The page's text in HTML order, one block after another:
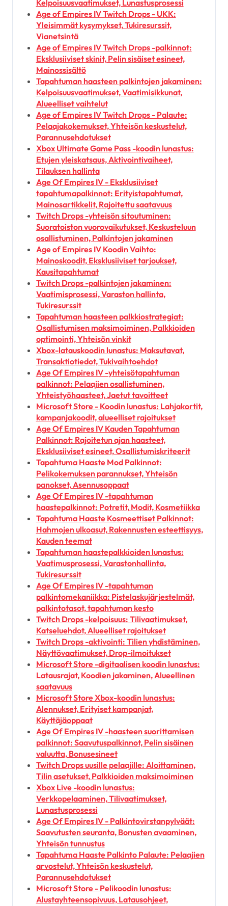
Kelpoisuusvaatimukset, Lunastusprosessi
Age of Empires IV Twitch Drops - UKK:
Yleisimmät kysymykset, Tukiresurssit,
Vianetsintä
Age of Empires IV Twitch Drops -palkinnot:
Eksklusiiviset skinit, Pelin sisäiset esineet,
Mainossisältö
Tapahtuman haasteen palkintojen jakaminen:
Kelpoisuusvaatimukset, Vaatimisikkunat,
Alueelliset vaihtelut
Age of Empires IV Twitch Drops - Palaute:
Pelaajakokemukset, Yhteisön keskustelut,
Parannusehdotukset
Xbox Ultimate Game Pass -koodin lunastus:
Etujen yleiskatsaus, Aktivointivaiheet,
Tilauksen hallinta
Age Of Empires IV - Eksklusiiviset
tapahtumapalkinnot: Erityistapahtumat,
Mainosartikkelit, Rajoitettu saatavuus
Twitch Drops -yhteisön sitoutuminen:
Suoratoiston vuorovaikutukset, Keskusteluun
osallistuminen, Palkintojen jakaminen
Age of Empires IV Koodin Vaihto:
Mainoskoodit, Eksklusiiviset tarjoukset,
Kausitapahtumat
Twitch Drops -palkintojen jakaminen:
Vaatimisprosessi, Varaston hallinta,
Tukiresurssit
Tapahtuman haasteen palkkiostrategiat:
Osallistumisen maksimoiminen, Palkkioiden
optimointi, Yhteisön vinkit
Xbox-latauskoodin lunastus: Maksutavat,
Transaktiotiedot, Tukivaihtoehdot
Age Of Empires IV -yhteisötapahtuman
palkinnot: Pelaajien osallistuminen,
Yhteistyöhaasteet, Jaetut tavoitteet
Microsoft Store - Koodin lunastus: Lahjakortit,
kampanjakoodit, alueelliset rajoitukset
Age Of Empires IV Kauden Tapahtuman
Palkinnot: Rajoitetun ajan haasteet,
Eksklusiiviset esineet, Osallistumiskriteerit
Tapahtuma Haaste Mod Palkinnot:
Pelikokemuksen parannukset, Yhteisön
panokset, Asennusoppaat
Age Of Empires IV -tapahtuman
haastepalkinnot: Potretit, Modit, Kosmetiikka
Tapahtuma Haaste Kosmeettiset Palkinnot:
Hahmojen ulkoasut, Rakennusten esteettisyys,
Kauden teemat
Tapahtuman haastepalkkioiden lunastus:
Vaatimusprosessi, Varastonhallinta,
Tukiresurssit
Age Of Empires IV -tapahtuman
palkintomekaniikka: Pistelaskujärjestelmät,
palkintotasot, tapahtuman kesto
Twitch Drops -kelpoisuus: Tilivaatimukset,
Katseluehdot, Alueelliset rajoitukset
Twitch Drops -aktivointi: Tilien yhdistäminen,
Näyttövaatimukset, Drop-ilmoitukset
Microsoft Store -digitaalisen koodin lunastus:
Latausrajat, Koodien jakaminen, Alueellinen
saatavuus
Microsoft Store Xbox-koodin lunastus:
Alennukset, Erityiset kampanjat,
Käyttäjäoppaat
Age Of Empires IV -haasteen suorittamisen
palkinnot: Saavutuspalkinnot, Pelin sisäinen
valuutta, Bonusesineet
Twitch Drops uusille pelaajille: Aloittaminen,
Tilin asetukset, Palkkioiden maksimoiminen
Xbox Live -koodin lunastus:
Verkkopelaaminen, Tilivaatimukset,
Lunastusprosessi
Age Of Empires IV - Palkintovirstanpylväät:
Saavutusten seuranta, Bonusten avaaminen,
Yhteisön tunnustus
Tapahtuma Haaste Palkinto Palaute: Pelaajien
arvostelut, Yhteisön keskustelut,
Parannusehdotukset
Microsoft Store - Pelikoodin lunastus:
Alustayhteensopivuus, Latausohjeet,